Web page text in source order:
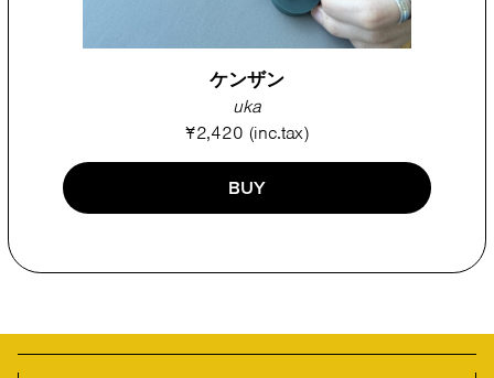
ケンザン
uka
¥2,420 (inc.tax)
BUY